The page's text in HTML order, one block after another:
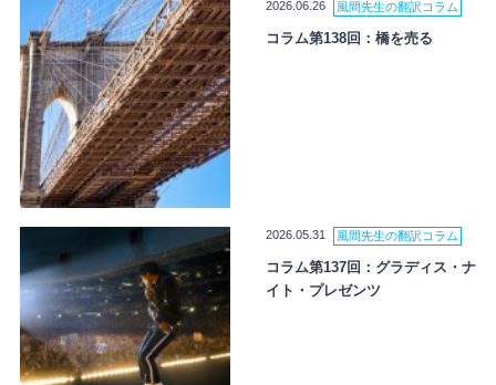
2026.06.26 風間先生の翻訳コラム
コラム第138回：橋を売る
2026.05.31 風間先生の翻訳コラム
コラム第137回：グラディス・ナ
イト・プレゼンツ